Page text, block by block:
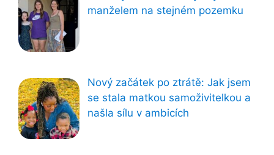
manželem na stejném pozemku
Nový začátek po ztrátě: Jak jsem
se stala matkou samoživitelkou a
našla sílu v ambicích